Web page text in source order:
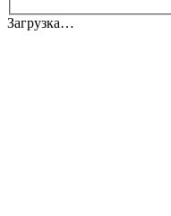
Загрузка…